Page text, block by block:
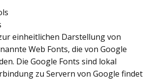
einheitlichen Darstellung von
Web Fonts, die von Google
Die Google Fonts sind lokal
zu Servern von Google findet